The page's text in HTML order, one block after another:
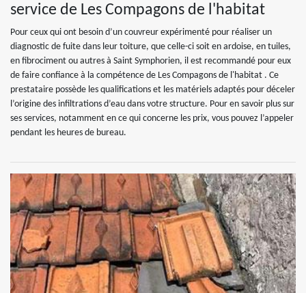
service de Les Compagons de l'habitat
Pour ceux qui ont besoin d’un couvreur expérimenté pour réaliser un
diagnostic de fuite dans leur toiture, que celle-ci soit en ardoise, en tuiles,
en fibrociment ou autres à Saint Symphorien, il est recommandé pour eux
de faire confiance à la compétence de Les Compagons de l'habitat . Ce
prestataire possède les qualifications et les matériels adaptés pour déceler
l’origine des infiltrations d’eau dans votre structure. Pour en savoir plus sur
ses services, notamment en ce qui concerne les prix, vous pouvez l’appeler
pendant les heures de bureau.